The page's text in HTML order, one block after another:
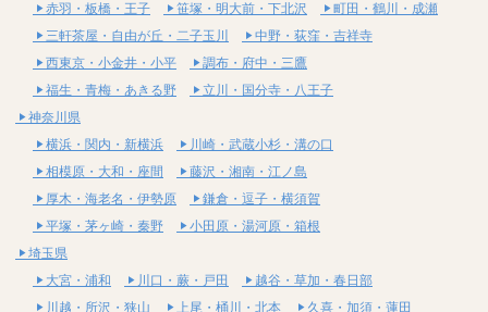
赤羽・板橋・王子
笹塚・明大前・下北沢
町田・鶴川・成瀬
三軒茶屋・自由が丘・二子玉川
中野・荻窪・吉祥寺
西東京・小金井・小平
調布・府中・三鷹
福生・青梅・あきる野
立川・国分寺・八王子
神奈川県
横浜・関内・新横浜
川崎・武蔵小杉・溝の口
相模原・大和・座間
藤沢・湘南・江ノ島
厚木・海老名・伊勢原
鎌倉・逗子・横須賀
平塚・茅ヶ崎・秦野
小田原・湯河原・箱根
埼玉県
大宮・浦和
川口・蕨・戸田
越谷・草加・春日部
川越・所沢・狭山
上尾・桶川・北本 久喜・加須・蓮田